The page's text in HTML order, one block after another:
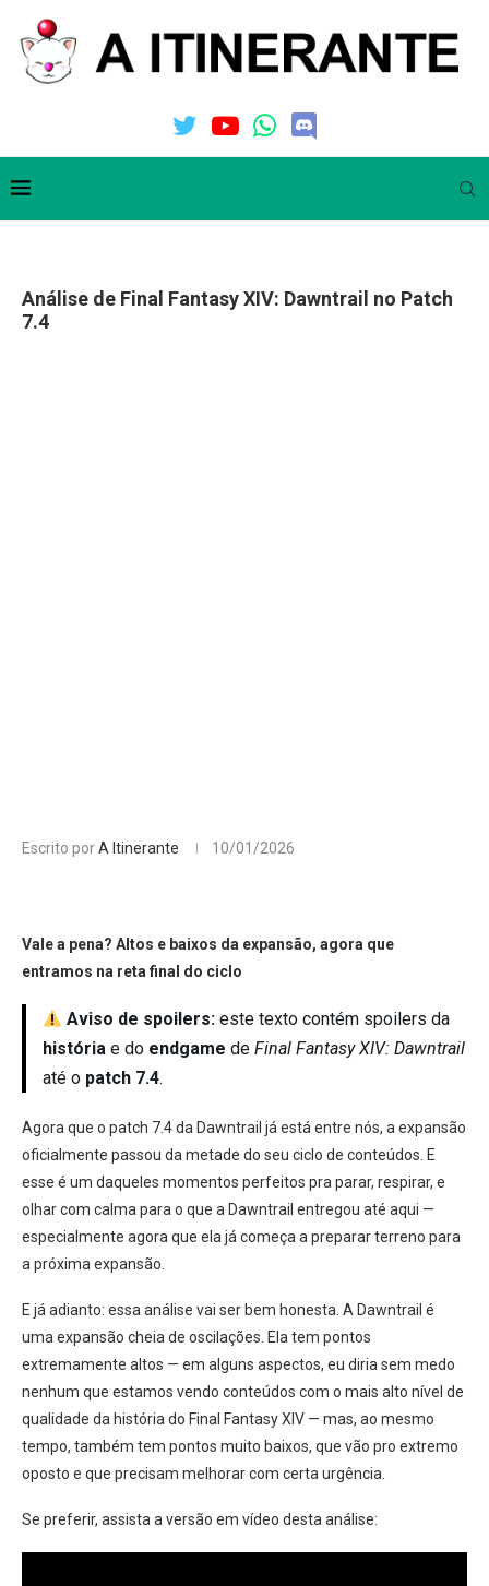
Análise de Final Fantasy XIV: Dawntrail no Patch
7.4
Escrito porA Itinerante 10/01/2026
Vale a pena? Altos e baixos da expansão, agora que
entramos na reta final do ciclo
Aviso de spoilers: este texto contém spoilers da
história e do endgame de Final Fantasy XIV: Dawntrail
até o patch 7.4.
Agora que o patch 7.4 da Dawntrail já está entre nós, a expansão
oficialmente passou da metade do seu ciclo de conteúdos. E
esse é um daqueles momentos perfeitos pra parar, respirar, e
olhar com calma para o que a Dawntrail entregou até aqui —
especialmente agora que ela já começa a preparar terreno para
a próxima expansão.
E já adianto: essa análise vai ser bem honesta. A Dawntrail é
uma expansão cheia de oscilações. Ela tem pontos
extremamente altos — em alguns aspectos, eu diria sem medo
nenhum que estamos vendo conteúdos com o mais alto nível de
qualidade da história do Final Fantasy XIV — mas, ao mesmo
tempo, também tem pontos muito baixos, que vão pro extremo
oposto e que precisam melhorar com certa urgência.
Se preferir, assista a versão em vídeo desta análise: